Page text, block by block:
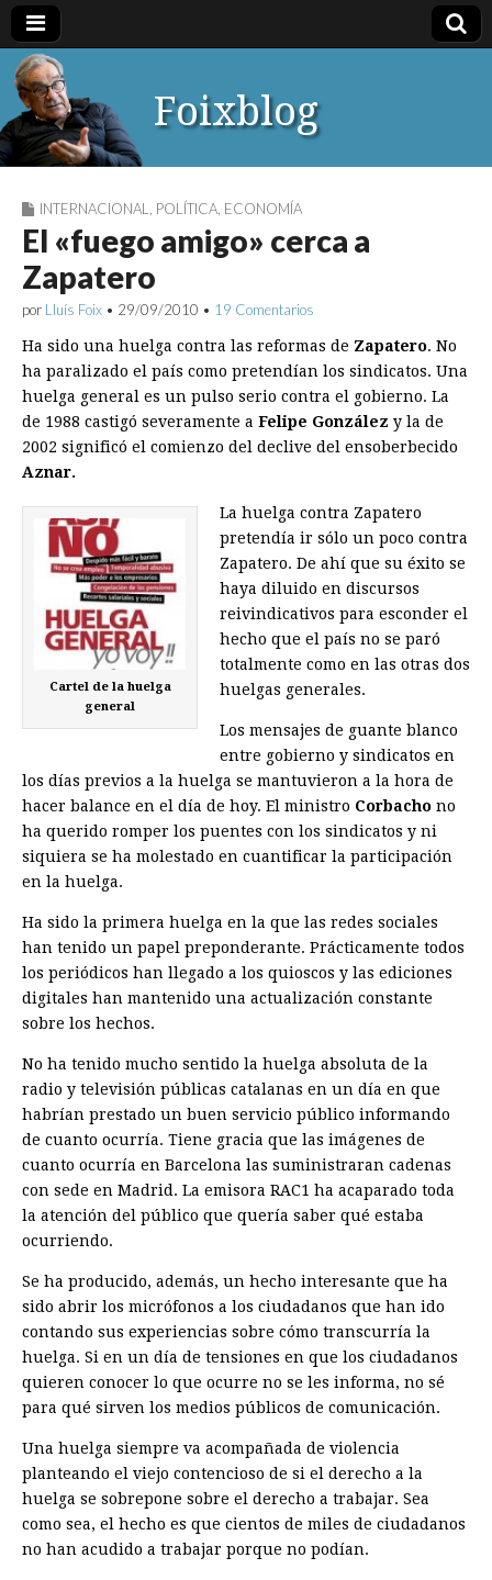
Foixblog
INTERNACIONAL POLÍTICA ECONOMÍA
El «fuego amigo» cerca a
Zapatero
por Lluís Foix • 29/09/2010 • 19 Comentarios
Ha sido una huelga contra las reformas de Zapatero. No
ha paralizado el país como pretendían los sindicatos. Una
huelga general es un pulso serio contra el gobierno. La
de 1988 castigó severamente a Felipe González y la de
2002 significó el comienzo del declive del ensoberbecido
Aznar.
Cartel de la huelga
general
La huelga contra Zapatero
pretendía ir sólo un poco contra
Zapatero. De ahí que su éxito se
haya diluido en discursos
reivindicativos para esconder el
hecho que el país no se paró
totalmente como en las otras dos
huelgas generales.
Los mensajes de guante blanco
entre gobierno y sindicatos en
los días previos a la huelga se mantuvieron a la hora de
hacer balance en el día de hoy. El ministro Corbacho no
ha querido romper los puentes con los sindicatos y ni
siquiera se ha molestado en cuantificar la participación
en la huelga.
Ha sido la primera huelga en la que las redes sociales
han tenido un papel preponderante. Prácticamente todos
los periódicos han llegado a los quioscos y las ediciones
digitales han mantenido una actualización constante
sobre los hechos.
No ha tenido mucho sentido la huelga absoluta de la
radio y televisión públicas catalanas en un día en que
habrían prestado un buen servicio público informando
de cuanto ocurría. Tiene gracia que las imágenes de
cuanto ocurría en Barcelona las suministraran cadenas
con sede en Madrid. La emisora RAC1 ha acaparado toda
la atención del público que quería saber qué estaba
ocurriendo.
Se ha producido, además, un hecho interesante que ha
sido abrir los micrófonos a los ciudadanos que han ido
contando sus experiencias sobre cómo transcurría la
huelga. Si en un día de tensiones en que los ciudadanos
quieren conocer lo que ocurre no se les informa, no sé
para qué sirven los medios públicos de comunicación.
Una huelga siempre va acompañada de violencia
planteando el viejo contencioso de si el derecho a la
huelga se sobrepone sobre el derecho a trabajar. Sea
como sea, el hecho es que cientos de miles de ciudadanos
no han acudido a trabajar porque no podían.